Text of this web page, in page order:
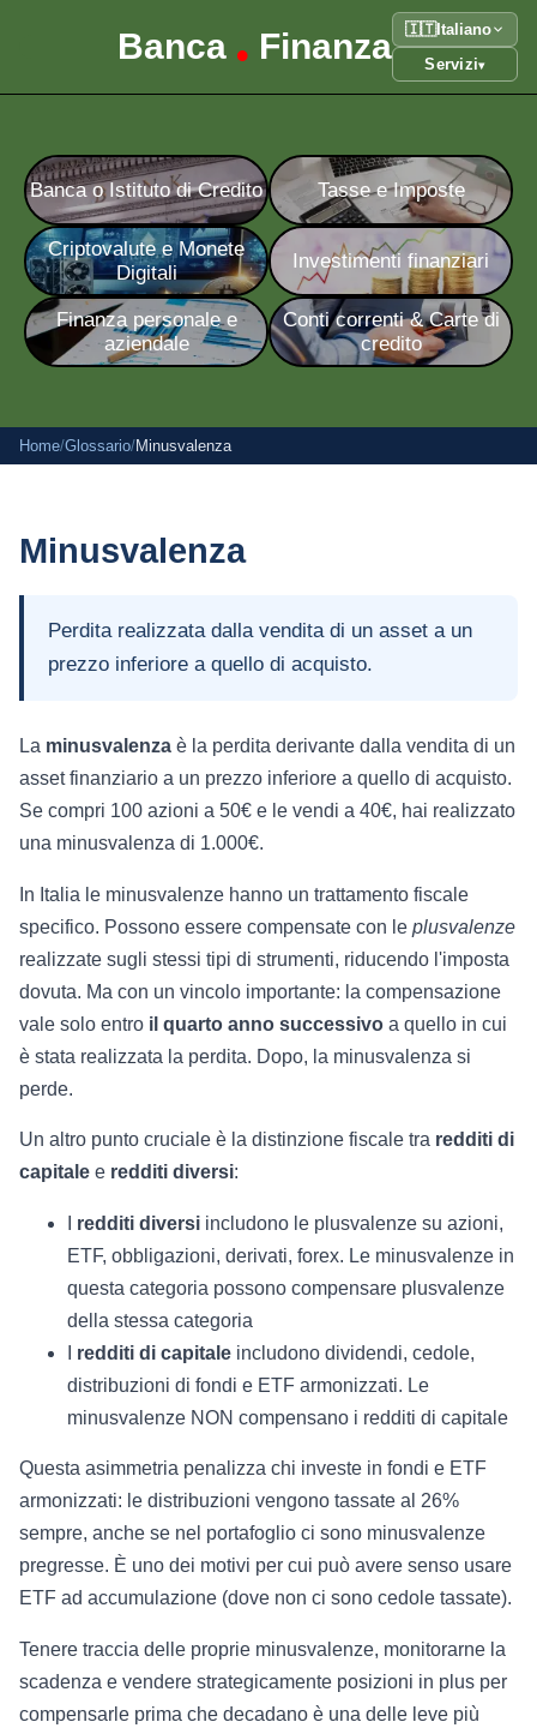
Banca • Finanza 🇮🇹 Italiano
Servizi▾
Banca o Istituto di Credito Tasse e Imposte
Criptovalute e Monete
Digitali
Investimenti finanziari
Finanza personale e
aziendale
Conti correnti & Carte di
credito
Home/Glossario/Minusvalenza
Minusvalenza
Perdita realizzata dalla vendita di un asset a un
prezzo inferiore a quello di acquisto.
La minusvalenza è la perdita derivante dalla vendita di un
asset finanziario a un prezzo inferiore a quello di acquisto.
Se compri 100 azioni a 50€ e le vendi a 40€, hai realizzato
una minusvalenza di 1.000€.
In Italia le minusvalenze hanno un trattamento fiscale
specifico. Possono essere compensate con le plusvalenze
realizzate sugli stessi tipi di strumenti, riducendo l'imposta
dovuta. Ma con un vincolo importante: la compensazione
vale solo entro il quarto anno successivo a quello in cui
è stata realizzata la perdita. Dopo, la minusvalenza si
perde.
Un altro punto cruciale è la distinzione fiscale tra redditi di
capitale e redditi diversi:
redditi diversi includono le plusvalenze su azioni,
ETF, obbligazioni, derivati, forex. Le minusvalenze in
questa categoria possono compensare plusvalenze
della stessa categoria
redditi di capitale includono dividendi, cedole,
distribuzioni di fondi e ETF armonizzati. Le
minusvalenze NON compensano i redditi di capitale
Questa asimmetria penalizza chi investe in fondi e ETF
armonizzati: le distribuzioni vengono tassate al 26%
sempre, anche se nel portafoglio ci sono minusvalenze
pregresse. È uno dei motivi per cui può avere senso usare
ETF ad accumulazione (dove non ci sono cedole tassate).
Tenere traccia delle proprie minusvalenze, monitorarne la
scadenza e vendere strategicamente posizioni in plus per
compensarle prima che decadano è una delle leve più